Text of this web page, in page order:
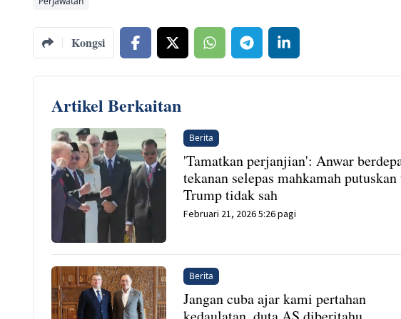
Kongsi
Artikel Berkaitan
Berita
'Tamatkan perjanjian': Anwar
tekanan selepas mahkamah
Trump tidak sah
Februari 21, 2026 5:26 pagi
Berita
Jangan cuba ajar kami pertahan